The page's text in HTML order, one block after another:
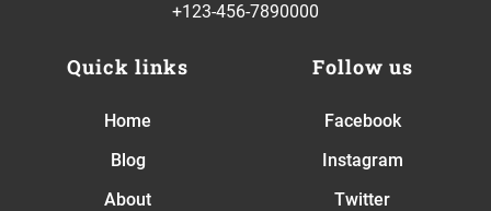
+123-456-7890000
Quick links
Home
Blog
About
Follow us
Facebook
Instagram
Twitter